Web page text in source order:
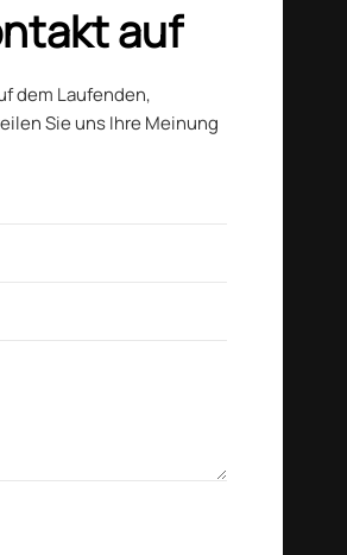
auf
dem Laufenden,
Sie uns Ihre Meinung